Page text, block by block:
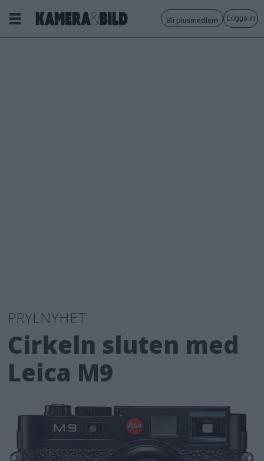
Bli plusmedlem Logga in
PRYLNYHET
Cirkeln sluten med
Leica M9